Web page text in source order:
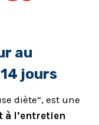
au
jours
diète”, est une
à l’entretien